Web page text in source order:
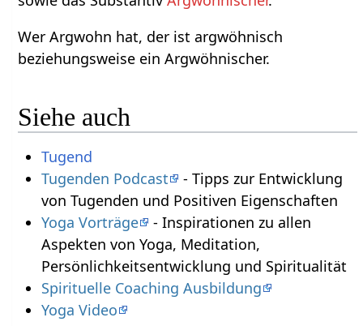
Wer Argwohn hat, der ist argwöhnisch
beziehungsweise ein Argwöhnischer.
Siehe auch
Tugend
Tugenden Podcast
- Tipps zur Entwicklung
von Tugenden und Positiven Eigenschaften
Yoga Vorträge
- Inspirationen zu allen
Aspekten von Yoga, Meditation,
Persönlichkeitsentwicklung und Spiritualität
Spirituelle Coaching Ausbildung
Yoga Video